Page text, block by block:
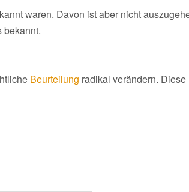
waren. Davon ist aber nicht
bekannt.
Beurteilung radikal verändern.